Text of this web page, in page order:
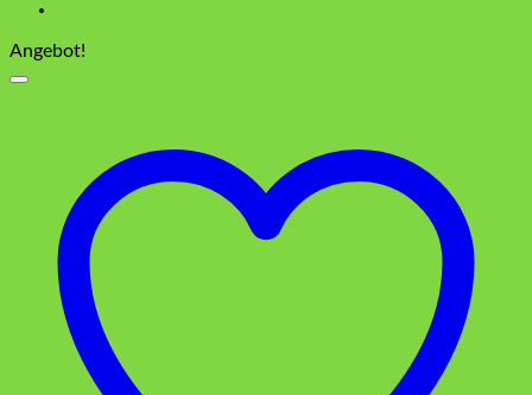
Angebot!